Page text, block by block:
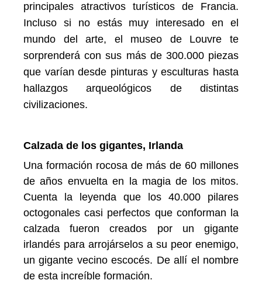
principales atractivos turísticos de Francia.
Incluso si no estás muy interesado en el
mundo del arte, el museo de Louvre te
sorprenderá con sus más de 300.000 piezas
que varían desde pinturas y esculturas hasta
hallazgos arqueológicos de distintas
civilizaciones.
Calzada de los gigantes, Irlanda
Una formación rocosa de más de 60 millones
de años envuelta en la magia de los mitos.
Cuenta la leyenda que los 40.000 pilares
octogonales casi perfectos que conforman la
calzada fueron creados por un gigante
irlandés para arrojárselos a su peor enemigo,
un gigante vecino escocés. De allí el nombre
de esta increíble formación.